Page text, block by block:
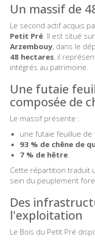
Un massif de
Le second actif acquis
Petit Pré. Il est situé
Arzembouy, dans le
48 hectares, il
intégrés au patrimoine.
Une futaie
composée de
Le massif présente :
une futaie feuillue de
93 % de chêne de
7 % de hêtre.
Cette répartition traduit
sein du peuplement
Des
l'exploitation
Le Bois du Petit Pré